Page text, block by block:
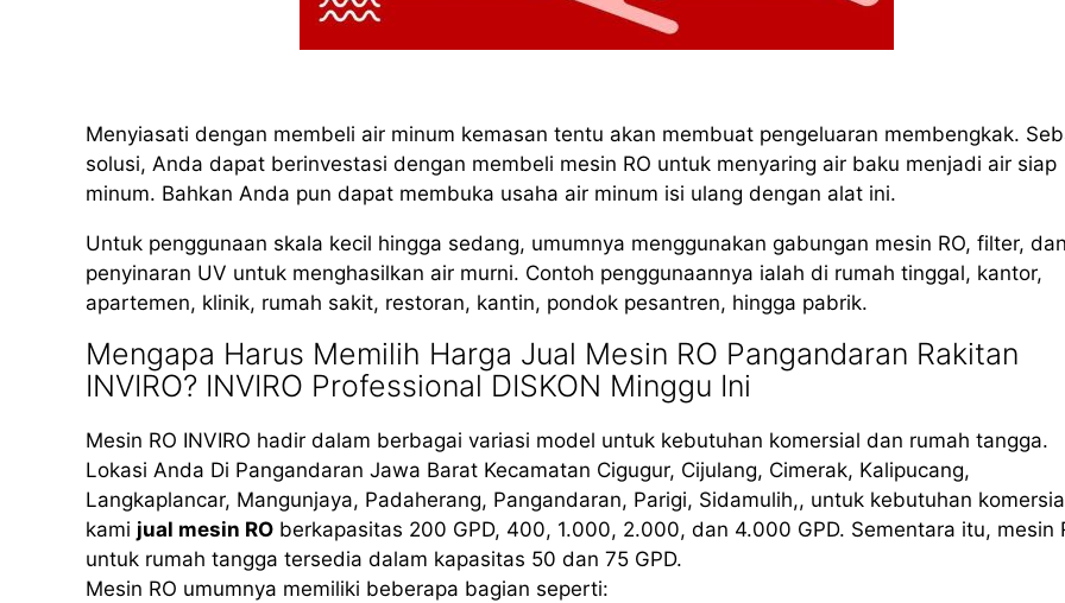
Menyiasati dengan membeli air minum kemasan tentu akan membuat pengeluaran membengkak.
solusi, Anda dapat berinvestasi dengan membeli mesin RO untuk menyaring air baku menjadi air siap
minum. Bahkan Anda pun dapat membuka usaha air minum isi ulang dengan alat ini.
Untuk penggunaan skala kecil hingga sedang, umumnya menggunakan gabungan mesin RO, filter,
penyinaran UV untuk menghasilkan air murni. Contoh penggunaannya ialah di rumah tinggal, kantor,
apartemen, klinik, rumah sakit, restoran, kantin, pondok pesantren, hingga pabrik.
Mengapa Harus Memilih Harga Jual Mesin RO Pangandaran Rakitan
INVIRO? INVIRO Professional DISKON Minggu Ini
Mesin RO INVIRO hadir dalam berbagai variasi model untuk kebutuhan komersial dan rumah tangga.
Lokasi Anda Di Pangandaran Jawa Barat Kecamatan Cigugur, Cijulang, Cimerak, Kalipucang,
Langkaplancar, Mangunjaya, Padaherang, Pangandaran, Parigi, Sidamulih,, untuk kebutuhan
kami jual mesin RO berkapasitas 200 GPD, 400, 1.000, 2.000, dan 4.000 GPD. Sementara itu, mesin
untuk rumah tangga tersedia dalam kapasitas 50 dan 75 GPD.
Mesin RO umumnya memiliki beberapa bagian seperti: